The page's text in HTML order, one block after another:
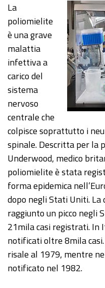
La
poliomielite
è una grave
malattia
infettiva a
carico del
sistema
nervoso
centrale che
colpisce soprattutto i
spinale. Descritta per la
Underwood, medico
poliomielite è stata
forma epidemica
dopo negli Stati Uniti.
raggiunto un picco negli
21mila casi registrati. In
notificati oltre 8mila casi.
risale al 1979, mentre
notificato nel 1982.